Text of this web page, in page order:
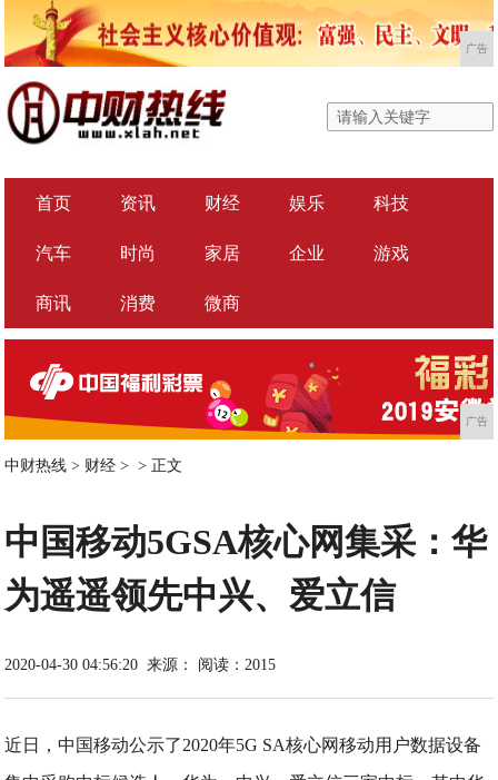
广告
首页 资讯 财经 娱乐 科技
汽车 时尚 家居 企业 游戏
商讯 消费 微商
广告
中财热线 > 财经 > > 正文
中国移动5GSA核心网集采：华
为遥遥领先中兴、爱立信
2020-04-30 04:56:20 来源： 阅读：2015
近日，中国移动公示了2020年5G SA核心网移动用户数据设备